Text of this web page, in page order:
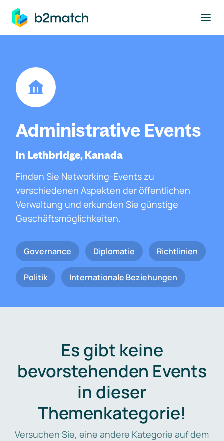
springen
Administrative Events
In Lethbridge, Kanada
Finden Sie Networking-Events zu
verschiedenen Aspekten der öffentlichen
Verwaltung und erkunden Sie günstige
Geschäftsmöglichkeiten.
Governance Diplomatie Richtlinien
Politik Internationale Beziehungen
Es gibt keine
bevorstehenden Events
in dieser
Themenkategorie!
Versuchen Sie, eine andere Kategorie auf dem